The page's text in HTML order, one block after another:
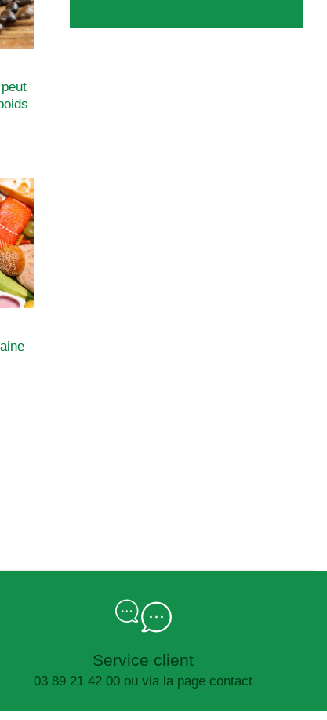
Service client
03 89 21 42 00 ou via la page contact